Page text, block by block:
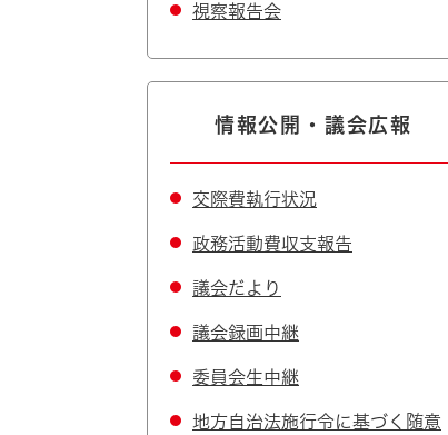
視察報告会
情報公開・議会広報
交際費執行状況
政務活動費収支報告
議会だより
議会録画中継
委員会生中継
地方自治法施行令に基づく随意